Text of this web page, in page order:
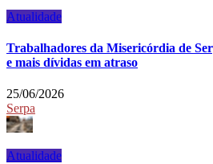
Atualidade
Trabalhadores da Misericórdia de
e mais dívidas em atraso
25/06/2026
Serpa
Atualidade